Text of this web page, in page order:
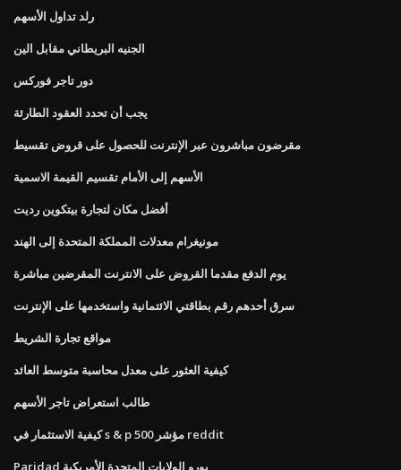
رلد تداول الأسهم
الجنيه البريطاني مقابل الين
دور تاجر فوركس
يجب أن تحدد العقود الطارئة
مقرضون مباشرون عبر الإنترنت للحصول على قروض تقسيط
الأسهم إلى الأمام تقسيم القيمة الاسمية
أفضل مكان لتجارة بيتكوين رديت
مونيغرام معدلات المملكة المتحدة إلى الهند
يوم الدفع مقدما القروض على الانترنت المقرضين مباشرة
سرق أحدهم رقم بطاقتي الائتمانية واستخدمها على الإنترنت
مواقع تجارة الشريط
كيفية العثور على معدل محاسبة متوسط ​​العائد
طالب استعراض تاجر الأسهم
كيفية الاستثمار في s & p 500 مؤشر reddit
Paridad يورو الولايات المتحدة الأمريكية